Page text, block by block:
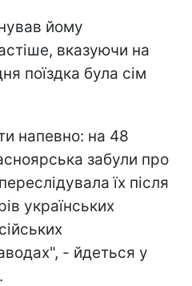
йому
вказуючи на
поїздка була сім
напевно: на 48
забули про
їх після
українських
- йдеться у